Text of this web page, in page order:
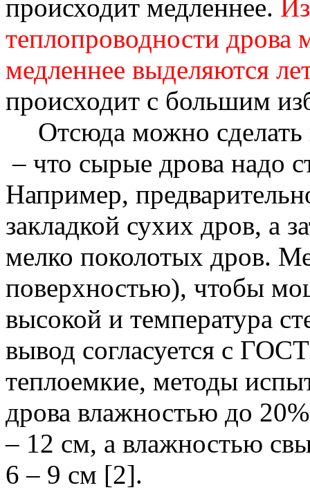
происходит медленнее.
теплопроводности дрова
медленнее выделяются
происходит с большим
Отсюда можно
– что сырые дрова надо
Например,
закладкой сухих дров, а
мелко поколотых дров.
поверхностью), чтобы
высокой и температура
вывод согласуется с
теплоемкие, методы
дрова влажностью до
– 12 см, а влажностью
6 – 9 см [2].